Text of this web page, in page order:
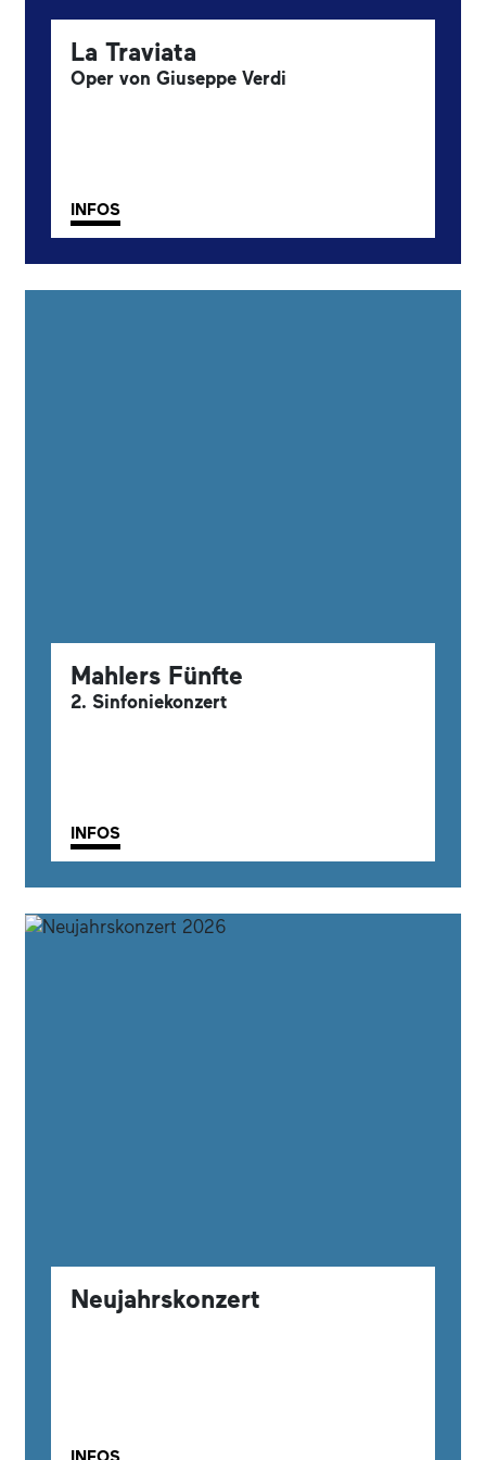
La Traviata
Oper von Giuseppe Verdi
INFOS
Mahlers Fünfte
2. Sinfoniekonzert
INFOS
Neujahrskonzert